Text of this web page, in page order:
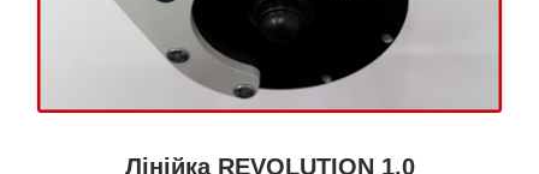
Лінійка REVOLUTION 1.0